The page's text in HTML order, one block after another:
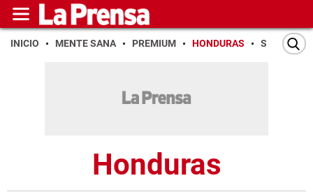
INICIO MENTE SANA PREMIUM HONDURAS SAN PEDRO
Honduras